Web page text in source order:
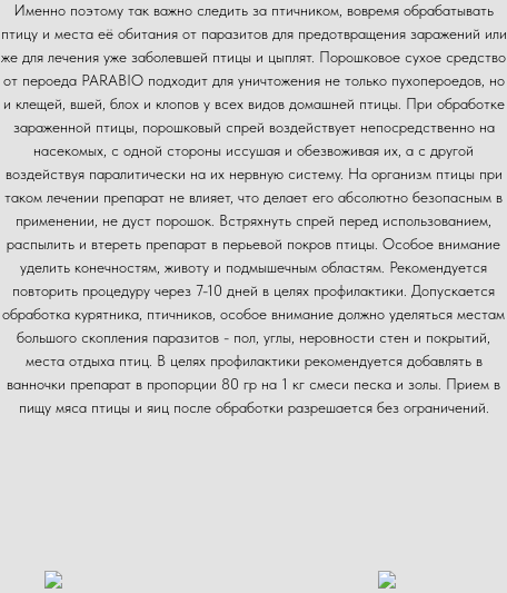
Именно поэтому так важно следить за птичником, вовремя обрабатывать
птицу и места её обитания от паразитов для предотвращения заражений или
же для лечения уже заболевшей птицы и цыплят. Порошковое сухое средство
от пероеда PARABIO подходит для уничтожения не только пухопероедов, но
и клещей, вшей, блох и клопов у всех видов домашней птицы. При обработке
зараженной птицы, порошковый спрей воздействует непосредственно на
насекомых, с одной стороны иссушая и обезвоживая их, а с другой
воздействуя паралитически на их нервную систему. На организм птицы при
таком лечении препарат не влияет, что делает его абсолютно безопасным в
применении, не дуст порошок. Встряхнуть спрей перед использованием,
распылить и втереть препарат в перьевой покров птицы. Особое внимание
уделить конечностям, животу и подмышечным областям. Рекомендуется
повторить процедуру через 7-10 дней в целях профилактики. Допускается
обработка курятника, птичников, особое внимание должно уделяться местам
большого скопления паразитов - пол, углы, неровности стен и покрытий,
места отдыха птиц. В целях профилактики рекомендуется добавлять в
ванночки препарат в пропорции 80 гр на 1 кг смеси песка и золы. Прием в
пищу мяса птицы и яиц после обработки разрешается без ограничений.